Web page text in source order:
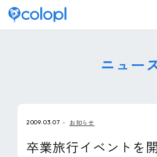
ニュー
2009.03.07 お知らせ
卒業旅行イベントを